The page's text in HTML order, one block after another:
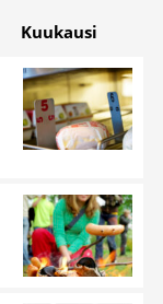
Kuukausi